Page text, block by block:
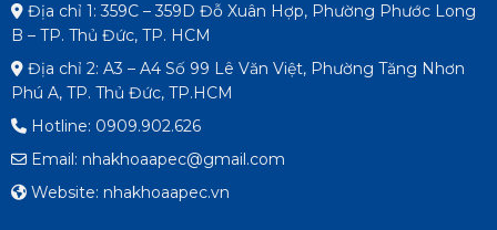
Địa chỉ 1: 359C – 359D Đỗ Xuân Hợp, Phường Phước Long
B – TP. Thủ Đức, TP. HCM
Địa chỉ 2: A3 – A4 Số 99 Lê Văn Việt, Phường Tăng Nhơn
Phú A, TP. Thủ Đức, TP.HCM
Hotline: 0909.902.626
Email: nhakhoaapec@gmail.com
Website: nhakhoaapec.vn